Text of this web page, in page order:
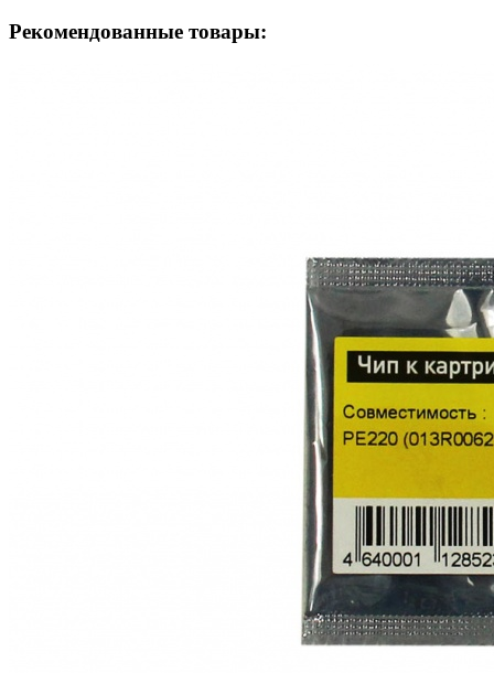
Рекомендованные товары: